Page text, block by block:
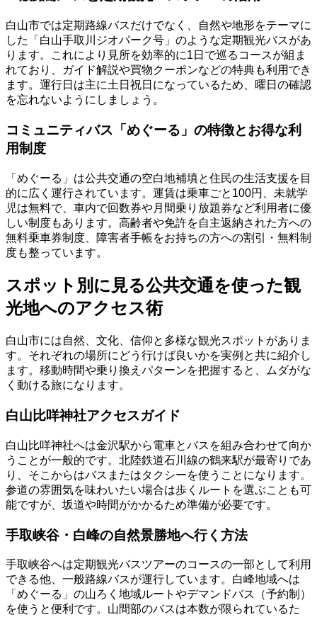
白山市では定期路線バスだけでなく、自然や地形をテーマに
した「白山手取川ジオパーク号」のような定期観光バスがあ
ります。これにより見所を効率的に1日で巡るコースが組ま
れており、ガイド解説や買物クーポンなどの特典も利用でき
ます。運行日は主に土日祝日になっているため、曜日の確認
を忘れないようにしましょう。
コミュニティバス「めぐーる」の特徴とお得な利
用制度
「めぐーる」は公共交通の空白地補填と住民の生活支援を目
的に広く運行されています。運賃は乗車ごと100円、未就学
児は無料で、車内で回数券や月間乗り放題券など利用者に優
しい制度もあります。高齢者や免許を自主返納された方への
無料乗車券制度、障害者手帳をお持ちの方への割引・無料制
度も整っています。
スポット別に見る公共交通を使った観
光地へのアクセス術
白山市には自然、文化、信仰と多様な観光スポットがありま
す。それぞれの場所にどう行けば良いかを実例と共に紹介し
ます。移動時間や乗り換えパターンを把握すると、ムダがな
く動ける旅になります。
白山比咩神社アクセスガイド
白山比咩神社へは金沢駅から電車とバスを組み合わせて向か
うことが一般的です。北陸鉄道石川線の鶴来駅が最寄りであ
り、そこからはバスまたはタクシーを使うことになります。
参道の雰囲気を味わいたい場合は歩くルートを選ぶことも可
能ですが、坂道や時間がかかるため準備が必要です。
手取峡谷・白峰の自然景勝地へ行く方法
手取峡谷へは定期観光バスツアーのコースの一部として利用
できる他、一般路線バスが運行しています。白峰地域へは
「めぐーる」の山ろく地域ルートやデマンドバス（予約制）
を使うと便利です。山間部のバスは本数が限られているた